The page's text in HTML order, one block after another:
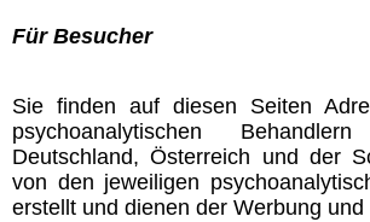
Für Besucher
Sie finden auf diesen Seiten
psychoanalytischen
Deutschland, Österreich und der
von den jeweiligen
erstellt und dienen der Werbung